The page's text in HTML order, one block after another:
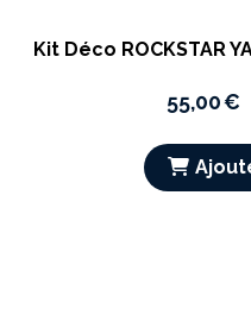
Kit Déco ROCKSTAR
55,00€